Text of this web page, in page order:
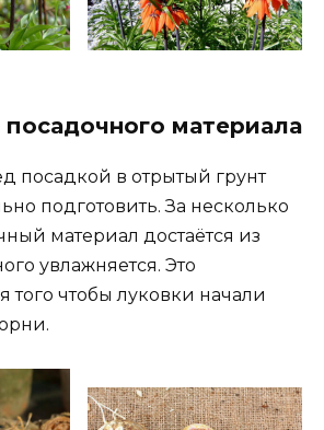
посадочного материала
посадкой в отрытый грунт
подготовить. За несколько
материал достаётся из
увлажняется. Это
того чтобы луковки начали